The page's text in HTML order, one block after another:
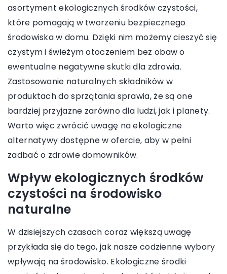
asortyment ekologicznych środków czystości,
które pomagają w tworzeniu bezpiecznego
środowiska w domu. Dzięki nim możemy cieszyć się
czystym i świeżym otoczeniem bez obaw o
ewentualne negatywne skutki dla zdrowia.
Zastosowanie naturalnych składników w
produktach do sprzątania sprawia, że są one
bardziej przyjazne zarówno dla ludzi, jak i planety.
Warto więc zwrócić uwagę na ekologiczne
alternatywy dostępne w ofercie, aby w pełni
zadbać o zdrowie domowników.
Wpływ ekologicznych środków
czystości na środowisko
naturalne
W dzisiejszych czasach coraz większą uwagę
przykłada się do tego, jak nasze codzienne wybory
wpływają na środowisko. Ekologiczne środki